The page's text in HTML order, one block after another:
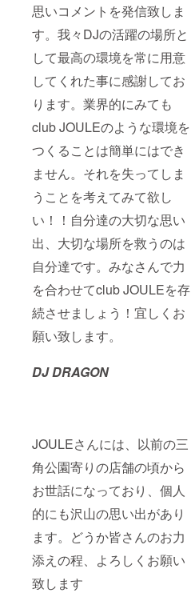
思いコメントを発信致しま
す。我々DJの活躍の場所と
して最高の環境を常に用意
してくれた事に感謝してお
ります。業界的にみても
club JOULEのような環境を
つくることは簡単にはでき
ません。それを失ってしま
うことを考えてみて欲し
い！！自分達の大切な思い
出、大切な場所を救うのは
自分達です。みなさんで力
を合わせてclub JOULEを存
続させましょう！宜しくお
願い致します。
DJ DRAGON
JOULEさんには、以前の三
角公園寄りの店舗の頃から
お世話になっており、個人
的にも沢山の思い出があり
ます。どうか皆さんのお力
添えの程、よろしくお願い
致します